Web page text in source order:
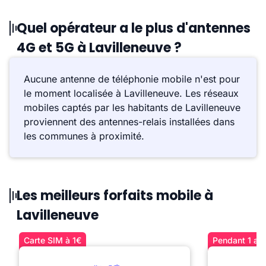
Quel opérateur a le plus d'antennes
4G et 5G à Lavilleneuve ?
Aucune antenne de téléphonie mobile n'est pour
le moment localisée à Lavilleneuve. Les réseaux
mobiles captés par les habitants de Lavilleneuve
proviennent des antennes-relais installées dans
les communes à proximité.
Les meilleurs forfaits mobile à
Lavilleneuve
Carte SIM à 1€ Pendant 1